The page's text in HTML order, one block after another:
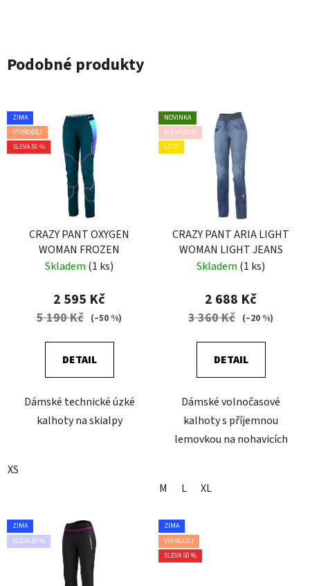
Podobné produkty
ZIMA
VÝPRODEJ
SLEVA 50 %
CRAZY PANT OXYGEN
WOMAN FROZEN
Skladem (1 ks)
2 595 Kč
5 190 Kč (–50 %)
DETAIL
Dámské technické úzké
kalhoty na skialpy
XS
NOVINKA
SLEVA 20 %
LÉTO
CRAZY PANT ARIA LIGHT
WOMAN LIGHT JEANS
Skladem (1 ks)
2 688 Kč
3 360 Kč (–20 %)
DETAIL
Dámské volnočasové
kalhoty s příjemnou
lemovkou na nohavicích
M L XL
ZIMA
SLEVA 30 %
ZIMA
VÝPRODEJ
SLEVA 50 %